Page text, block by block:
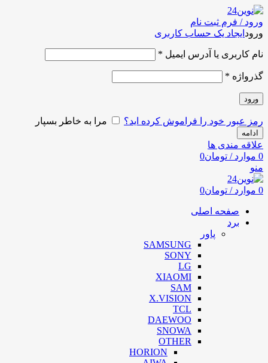
ورود / فرم ثبت نام
ورود ایجاد یک حساب کاربری
نام کاربری یا آدرس ایمیل *
گذرواژه *
ورود
رمز عبور خود را فراموش کرده اید؟ مرا به خاطر بسپار
ادامه
علاقه مندی ها
0 موارد / تومان0
منو
0 موارد / تومان0
صفحه اصلی
برد
پاور
SAMSUNG
SONY
LG
XIAOMI
SAM
X.VISION
TCL
DAEWOO
SNOWA
OTHER
HORION